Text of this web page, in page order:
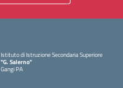
Istituto di Istruzione Secondaria Superiore
"G. Salerno"
Gangi PA
— Visita la pagina iniziale della scuola